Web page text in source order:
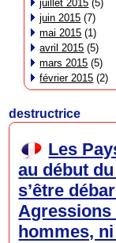
juillet 2015 (5)
juin 2015 (7)
mai 2015 (1)
avril 2015 (5)
mars 2015 (5)
février 2015 (2)
destructrice
Les
au début
s’être
Agressions
hommes,